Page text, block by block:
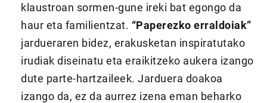
klaustroan sormen-gune ireki bat egongo da
haur eta familientzat. “Paperezko erraldoiak”
jardueraren bidez, erakusketan inspiratutako
irudiak diseinatu eta eraikitzeko aukera izango
dute parte-hartzaileek. Jarduera doakoa
izango da, ez da aurrez izena eman beharko